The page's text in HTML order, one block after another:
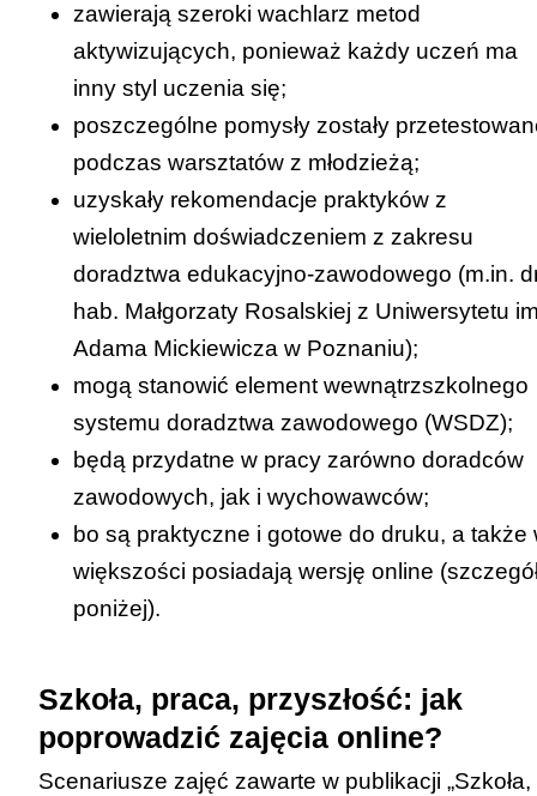
zawierają szeroki wachlarz metod
aktywizujących, ponieważ każdy uczeń ma
inny styl uczenia się;
poszczególne pomysły zostały
podczas warsztatów z młodzieżą;
uzyskały rekomendacje praktyków z
wieloletnim doświadczeniem z zakresu
doradztwa edukacyjno-zawodowego (m.in.
hab. Małgorzaty Rosalskiej z Uniwersytetu
Adama Mickiewicza w Poznaniu);
mogą stanowić element wewnątrzszkolnego
systemu doradztwa zawodowego (WSDZ);
będą przydatne w pracy zarówno doradców
zawodowych, jak i wychowawców;
bo są praktyczne i gotowe do druku, a także
większości posiadają wersję online
poniżej).
Szkoła, praca, przyszłość: jak
poprowadzić zajęcia online?
Scenariusze zajęć zawarte w publikacji „Szkoła,